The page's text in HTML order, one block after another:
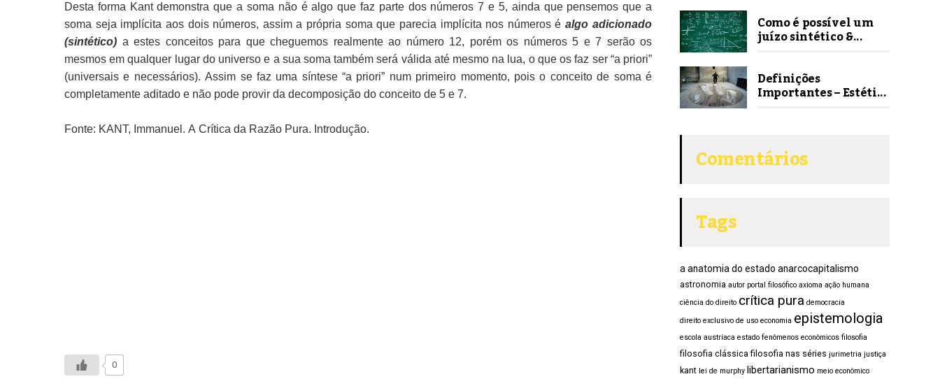
Desta forma Kant demonstra que a soma não é algo que faz parte dos números 7 e 5, ainda que pensemos que a
soma seja implícita aos dois números, assim a própria soma que parecia implícita nos números é algo adicionado
(sintético) a estes conceitos para que cheguemos realmente ao número 12, porém os números 5 e 7 serão os
mesmos em qualquer lugar do universo e a sua soma também será válida até mesmo na lua, o que os faz ser “a priori”
(universais e necessários). Assim se faz uma síntese “a priori” num primeiro momento, pois o conceito de soma é
completamente aditado e não pode provir da decomposição do conceito de 5 e 7.
Fonte: KANT, Immanuel. A Crítica da Razão Pura. Introdução.
0
Como é possível um
juízo sintético &...
Definições
Importantes – Estéti...
Comentários
Tags
a anatomia do estado anarcocapitalismo
astronomia autor portal filosófico axioma ação humana
ciência do direito crítica pura democracia
direito exclusivo de uso economia epistemologia
escola austríaca estado fenômenos econômicos filosofia
filosofia clássica filosofia nas séries jurimetria justiça
kant lei de murphy libertarianismo meio econômico